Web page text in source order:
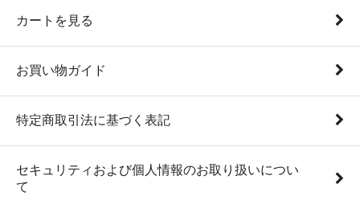
カートを見る
お買い物ガイド
特定商取引法に基づく表記
セキュリティおよび個人情報のお取り扱いについ
て